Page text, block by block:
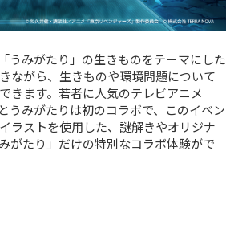
うみがたり」の生きものをテーマにした
ながら、生きものや環境問題について
きます。若者に人気のテレビアニメ
うみがたりは初のコラボで、このイベン
ラストを使用した、謎解きやオリジナ
がたり」だけの特別なコラボ体験がで